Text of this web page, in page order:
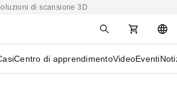
di scansione 3D
Centro di apprendimentoVideoEventi